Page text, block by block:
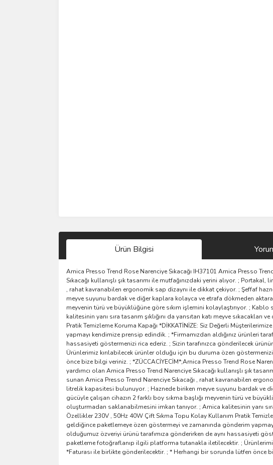
Ürün Bilgisi
Arnica Presso Trend Rose Narenciye Sıkacağı IH37101 Arnica Presso
Sıkacağı kullanışlı şık tasarımı ile mutfağınızdaki yerini alıyor. ;
, rahat kavranabilen ergonomik sap dizaynı ile dikkat çekiyor. ; Şeffaf
meyve suyunu bardak ve diğer kaplara kolayca ve etrafa dökmeden
meyvenin türü ve büyüklüğüne göre sıkım işlemini kolaylaştırıyor. ;
kalitesinin yanı sıra tasarım şıklığını da yansıtan katı meyve
Pratik Temizleme Koruma Kapağı *DİKKATİNİZE: Siz Değerli
yapmayı kendimize prensip edindik. ; *Firmamızdan aldığınız ürünleri
hassasiyeti göstermenizi rica ederiz. ; Sizin tarafınızca gönderilecek
Ürünlerimiz kırılabilecek ürünler olduğu için bu duruma özen
önce bize bilgi veriniz. ; *ZÜCCACİYECİM*;Arnica Presso Trend Rose
yardımcı olan Arnica Presso Trend Narenciye Sıkacağı kullanışlı şık
sunan Arnica Presso Trend Narenciye Sıkacağı , rahat kavranabilen
litrelik kapasitesi bulunuyor. ; Haznede biriken meyve suyunu bardak ve
gücüyle çalışan cihazın 2 farklı boy sıkma başlığı meyvenin türü ve
oluşturmadan saklanabilmesini imkan tanıyor. ; Arnica kalitesinin yanı sıra
Özellikler 230V , 50Hz 40W Çift Sıkma Topu Kolay Kullanım Pratik
geldiğince paketlemeye özen göstermeyi ve zamanında gönderim
olduğumuz özveriyi ürünü tarafımıza gönderirken de aynı hassasiyeti
paketleme fotoğraflanıp ilgili platforma tutanakla iletilecektir. ;
*Faturası ile birlikte gönderilecektir. ; * Herhangi bir sorunda lütfen önce